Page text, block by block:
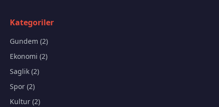
Kategoriler
Gundem (2)
Ekonomi (2)
Saglik (2)
Spor (2)
Kultur (2)